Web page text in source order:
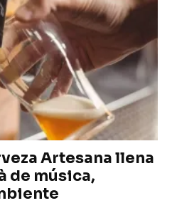
Artesana llena
de música,